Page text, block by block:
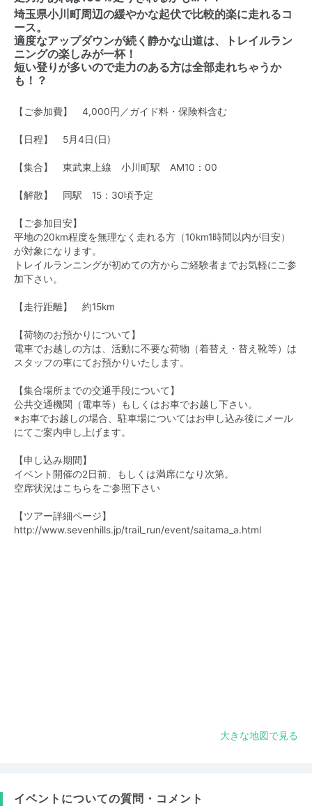
埼玉県小川町周辺の緩やかな起伏で比較的楽に走れるコ
ース。
適度なアップダウンが続く静かな山道は、トレイルラン
ニングの楽しみが一杯！
短い登りが多いので走力のある方は全部走れちゃうか
も！？
【ご参加費】 4,000円／ガイド料・保険料含む
【日程】 5月4日(日)
【集合】 東武東上線 小川町駅 AM10：00
【解散】 同駅 15：30頃予定
【ご参加目安】
平地の20km程度を無理なく走れる方（10km1時間以内が目安）
が対象になります。
トレイルランニングが初めての方からご経験者までお気軽にご参
加下さい。
【走行距離】 約15km
【荷物のお預かりについて】
電車でお越しの方は、活動に不要な荷物（着替え・替え靴等）は
スタッフの車にてお預かりいたします。
【集合場所までの交通手段について】
公共交通機関（電車等）もしくはお車でお越し下さい。
※お車でお越しの場合、駐車場についてはお申し込み後にメール
にてご案内申し上げます。
【申し込み期間】
イベント開催の2日前、もしくは満席になり次第。
空席状況はこちらをご参照下さい
【ツアー詳細ページ】
http://www.sevenhills.jp/trail_run/event/saitama_a.html
大きな地図で見る
イベントについての質問・コメント